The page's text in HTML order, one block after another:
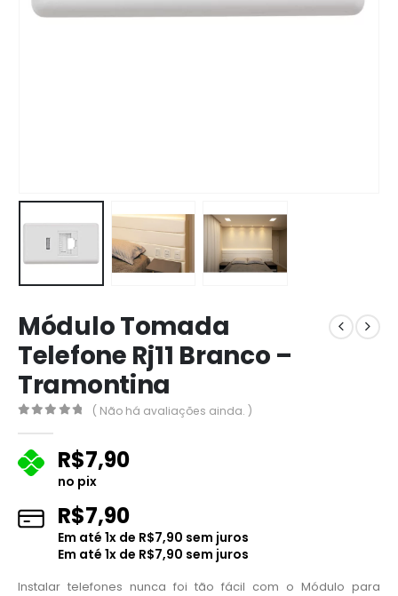
Módulo Tomada
Telefone Rj11 Branco –
Tramontina
( Não há avaliações ainda. )
R$7,90
no pix
R$7,90
Em até 1x de R$7,90 sem juros
Em até 1x de R$7,90 sem juros
Instalar telefones nunca foi tão fácil com o Módulo para